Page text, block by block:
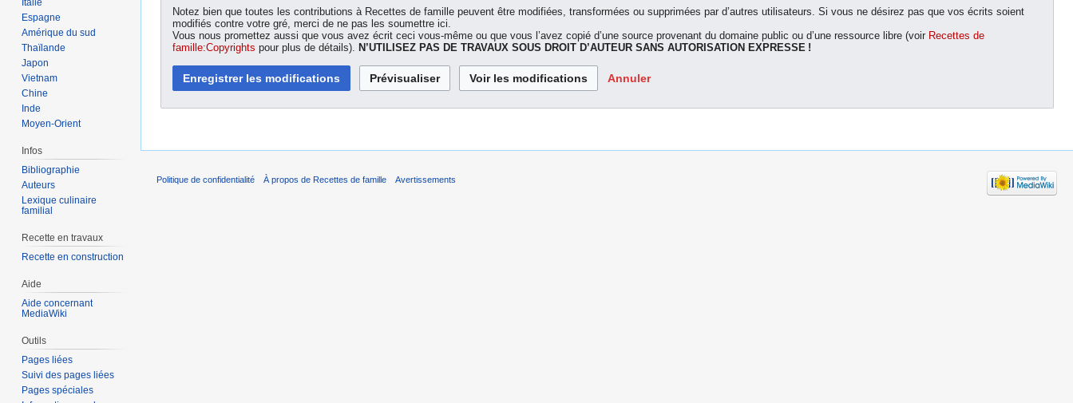
Notez bien que toutes les contributions à Recettes de famille peuvent être modifiées, transformées ou supprimées par d’autres utilisateurs. Si vous ne désirez pas que vos écrits soient
modifiés contre votre gré, merci de ne pas les soumettre ici.
Vous nous promettez aussi que vous avez écrit ceci vous-même ou que vous l’avez copié d’une source provenant du domaine public ou d’une ressource libre (voir Recettes de
famille:Copyrights pour plus de détails). N’UTILISEZ PAS DE TRAVAUX SOUS DROIT D’AUTEUR SANS AUTORISATION EXPRESSE !
Annuler
Italie
Espagne
Amérique du sud
Thaïlande
Japon
Vietnam
Chine
Inde
Moyen-Orient
Infos
Bibliographie
Auteurs
Lexique culinaire
familial
Recette en travaux
Recette en construction
Aide
Aide concernant
MediaWiki
Outils
Pages liées
Suivi des pages liées
Pages spéciales
Politique de confidentialité À propos de Recettes de famille Avertissements